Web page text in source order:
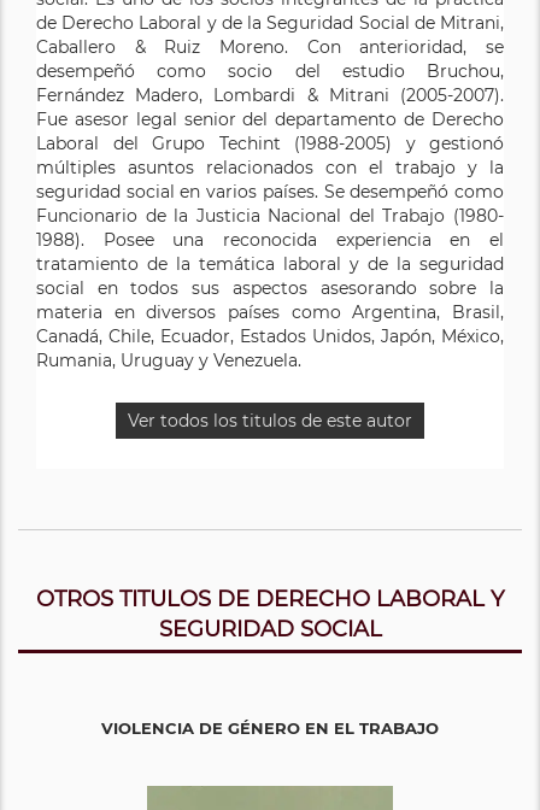
de Derecho Laboral y de la Seguridad Social de Mitrani,
Caballero & Ruiz Moreno. Con anterioridad, se
desempeñó como socio del estudio Bruchou,
Fernández Madero, Lombardi & Mitrani (2005-2007).
Fue asesor legal senior del departamento de Derecho
Laboral del Grupo Techint (1988-2005) y gestionó
múltiples asuntos relacionados con el trabajo y la
seguridad social en varios países. Se desempeñó como
Funcionario de la Justicia Nacional del Trabajo (1980-
1988). Posee una reconocida experiencia en el
tratamiento de la temática laboral y de la seguridad
social en todos sus aspectos asesorando sobre la
materia en diversos países como Argentina, Brasil,
Canadá, Chile, Ecuador, Estados Unidos, Japón, México,
Rumania, Uruguay y Venezuela.
Ver todos los titulos de este autor
OTROS TITULOS DE DERECHO LABORAL Y
SEGURIDAD SOCIAL
VIOLENCIA DE GÉNERO EN EL TRABAJO